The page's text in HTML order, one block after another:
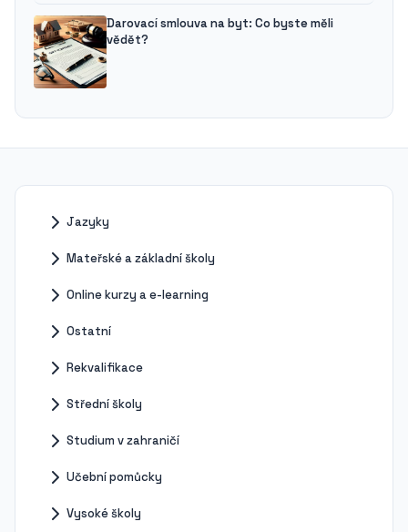
Darovací smlouva na byt: Co byste měli
vědět?
Jazyky
Mateřské a základní školy
Online kurzy a e-learning
Ostatní
Rekvalifikace
Střední školy
Studium v zahraničí
Učební pomůcky
Vysoké školy